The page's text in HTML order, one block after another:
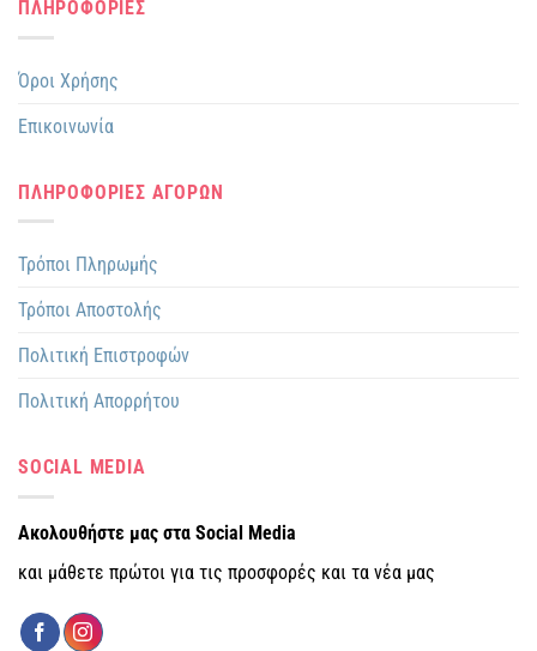
ΠΛΗΡΟΦΟΡΙΕΣ
Όροι Χρήσης
Επικοινωνία
ΠΛΗΡΟΦΟΡΙΕΣ ΑΓΟΡΩΝ
Τρόποι Πληρωμής
Τρόποι Αποστολής
Πολιτική Επιστροφών
Πολιτική Απορρήτου
SOCIAL MEDIA
Ακολουθήστε μας στα Social Media
και μάθετε πρώτοι για τις προσφορές και τα νέα μας